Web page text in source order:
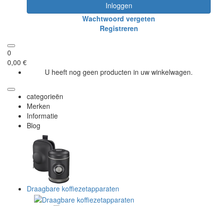
Inloggen
Wachtwoord vergeten
Registreren
0
0,00 €
U heeft nog geen producten in uw winkelwagen.
categorieën
Merken
Informatie
Blog
Draagbare koffiezetapparaten